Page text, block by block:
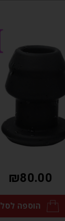
₪80.00
הוספה לסל